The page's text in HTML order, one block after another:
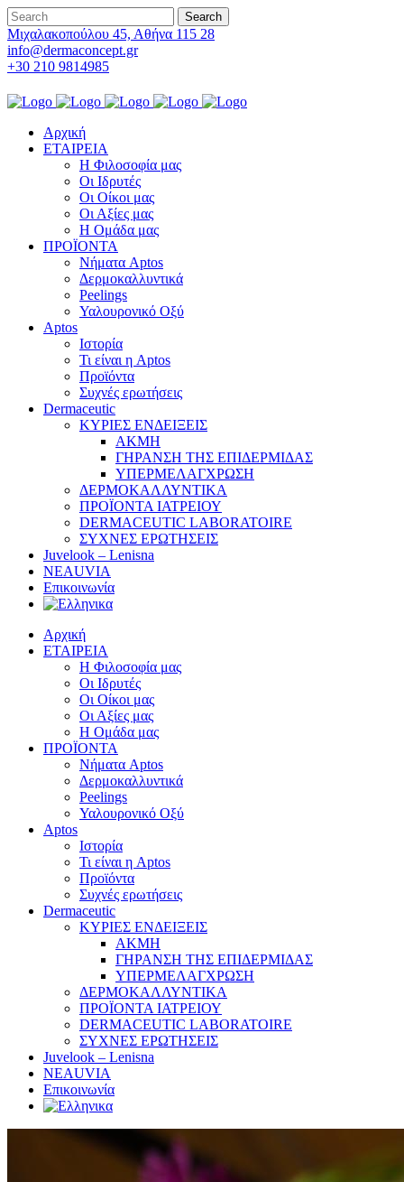
Μιχαλακοπούλου 45, Αθήνα 115 28
info@dermaconcept.gr
+30 210 9814985
Αρχική
ΕΤΑΙΡΕΙΑ
Η Φιλοσοφία μας
Οι Ιδρυτές
Οι Οίκοι μας
Οι Αξίες μας
Η Ομάδα μας
ΠΡΟΪΟΝΤΑ
Νήματα Aptos
Δερμοκαλλυντικά
Peelings
Υαλουρονικό Οξύ
Aptos
Ιστορία
Τι είναι η Aptos
Προϊόντα
Συχνές ερωτήσεις
Dermaceutic
ΚΥΡΙΕΣ ΕΝΔΕΙΞΕΙΣ
ΑΚΜΗ
ΓΗΡΑΝΣΗ ΤΗΣ ΕΠΙΔΕΡΜΙΔΑΣ
ΥΠΕΡΜΕΛΑΓΧΡΩΣΗ
ΔΕΡΜΟΚΑΛΛΥΝΤΙΚΑ
ΠΡΟΪΟΝΤΑ ΙΑΤΡΕΙΟΥ
DERMACEUTIC LABORATOIRE
ΣΥΧΝΕΣ ΕΡΩΤΗΣΕΙΣ
Juvelook – Lenisna
NEAUVIA
Επικοινωνία
Αρχική
ΕΤΑΙΡΕΙΑ
Η Φιλοσοφία μας
Οι Ιδρυτές
Οι Οίκοι μας
Οι Αξίες μας
Η Ομάδα μας
ΠΡΟΪΟΝΤΑ
Νήματα Aptos
Δερμοκαλλυντικά
Peelings
Υαλουρονικό Οξύ
Aptos
Ιστορία
Τι είναι η Aptos
Προϊόντα
Συχνές ερωτήσεις
Dermaceutic
ΚΥΡΙΕΣ ΕΝΔΕΙΞΕΙΣ
ΑΚΜΗ
ΓΗΡΑΝΣΗ ΤΗΣ ΕΠΙΔΕΡΜΙΔΑΣ
ΥΠΕΡΜΕΛΑΓΧΡΩΣΗ
ΔΕΡΜΟΚΑΛΛΥΝΤΙΚΑ
ΠΡΟΪΟΝΤΑ ΙΑΤΡΕΙΟΥ
DERMACEUTIC LABORATOIRE
ΣΥΧΝΕΣ ΕΡΩΤΗΣΕΙΣ
Juvelook – Lenisna
NEAUVIA
Επικοινωνία